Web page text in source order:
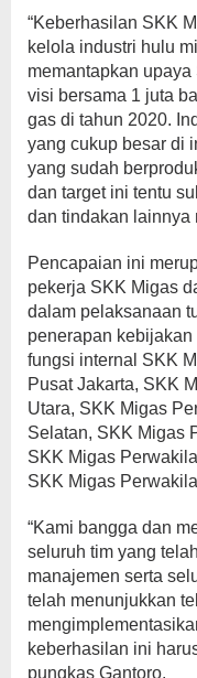
“Keberhasilan SKK
kelola industri hulu
memantapkan
visi bersama 1 juta
gas di tahun 2020.
yang cukup besar di
yang sudah
dan target ini tentu
dan tindakan lainnya
Pencapaian ini
pekerja SKK Migas
dalam pelaksanaan
penerapan
fungsi internal SKK
Pusat Jakarta, SKK
Utara, SKK Migas
Selatan, SKK Migas
SKK Migas
SKK Migas
“Kami bangga dan
seluruh tim yang
manajemen serta
telah menunjukkan
keberhasilan ini
pungkas Gantoro.